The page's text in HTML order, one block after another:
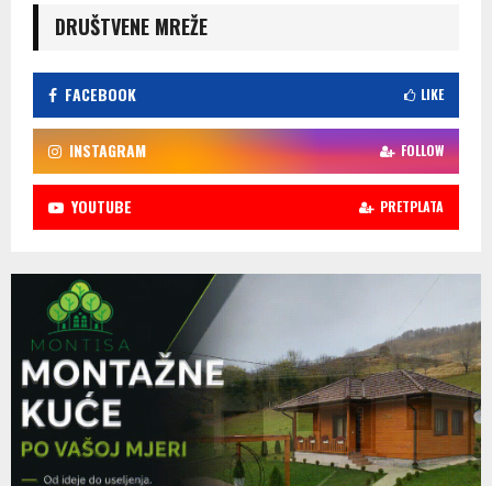
DRUŠTVENE MREŽE
FACEBOOK LIKE
INSTAGRAM FOLLOW
YOUTUBE PRETPLATA